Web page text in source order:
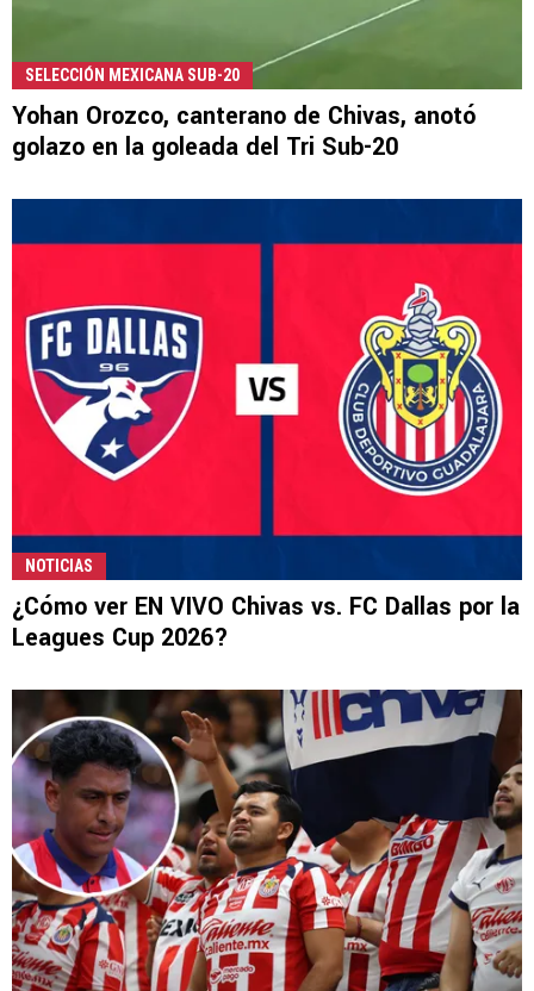
SELECCIÓN MEXICANA SUB-20
Yohan Orozco, canterano de Chivas, anotó
golazo en la goleada del Tri Sub-20
NOTICIAS
¿Cómo ver EN VIVO Chivas vs. FC Dallas por la
Leagues Cup 2026?